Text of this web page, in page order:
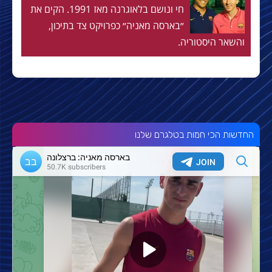
חי ונושם בלאוגרנה מאז 1991. הקים את
״בארסה מאניה״ כפרויקט צד בתיכון,
והשאר היסטוריה.
החדשות הכי חמות בטלגרם שלנו